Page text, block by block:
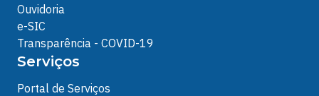
Ouvidoria
e-SIC
Transparência - COVID-19
Serviços
Portal de Serviços